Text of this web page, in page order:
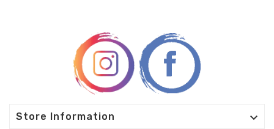
Store Information 